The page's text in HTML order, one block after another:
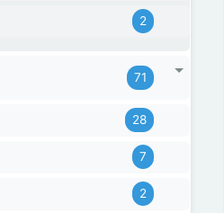
2
71
28
7
2